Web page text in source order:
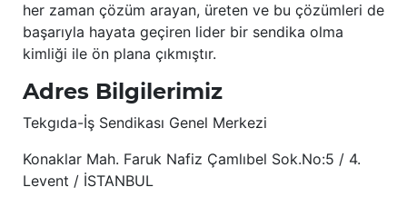
her zaman çözüm arayan, üreten ve bu çözümleri de
başarıyla hayata geçiren lider bir sendika olma
kimliği ile ön plana çıkmıştır.
Adres Bilgilerimiz
Tekgıda-İş Sendikası Genel Merkezi
Konaklar Mah. Faruk Nafiz Çamlıbel Sok.No:5 / 4.
Levent / İSTANBUL